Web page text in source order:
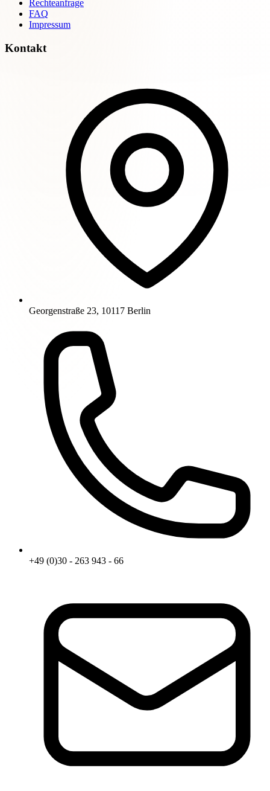
Rechteanfrage
FAQ
Impressum
Kontakt
Georgenstraße 23, 10117 Berlin
+49 (0)30 - 263 943 - 66